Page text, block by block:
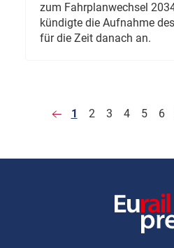
zum Fahrplanwechsel
kündigte die Aufnahme
für die Zeit danach an.
1 2 3 4 5 6